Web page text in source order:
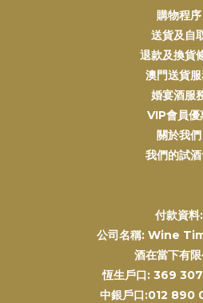
購物程序
送貨及自
退款及換貨
澳門送貨
婚宴酒服
VIP會員優
關於我們
我們的試
付款資料:
公司名稱: Wine
酒在當下有限
恆生戶口: 369
中銀戶口:012 890